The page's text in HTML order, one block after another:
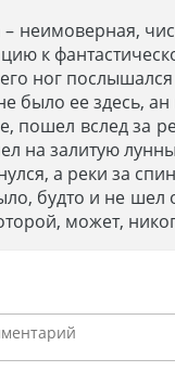
– неимоверная,
к
ног
было ее здесь, ан
пошел вслед за
на залитую
а реки за
будто и не
может,